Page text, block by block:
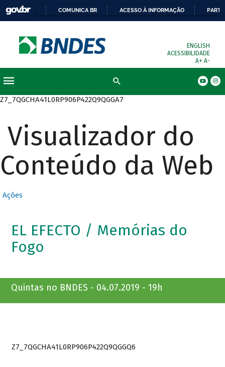
COMUNICA BR ACESSO À INFORMAÇÃO
ENGLISH
ACESSIBILIDADE
A+ A-
Z7_7QGCHA41L0RP906P422Q9QGGA7
Visualizador do
Conteúdo da Web
Ações
EL EFECTO / Memórias do
Fogo
Quintas no BNDES - 04.07.2019 - 19h
Z7_7QGCHA41L0RP906P422Q9QGGQ6